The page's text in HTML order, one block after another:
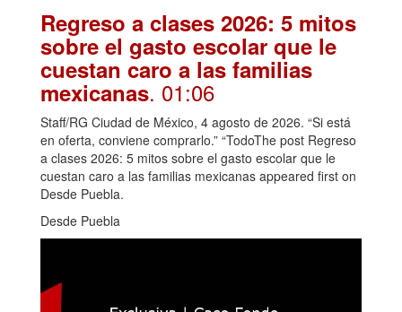
Regreso a clases 2026: 5 mitos
sobre el gasto escolar que le
cuestan caro a las familias
mexicanas. 01:06
Staff/RG Ciudad de México, 4 agosto de 2026. “Si está
en oferta, conviene comprarlo.” “TodoThe post Regreso
a clases 2026: 5 mitos sobre el gasto escolar que le
cuestan caro a las familias mexicanas appeared first on
Desde Puebla.
Desde Puebla